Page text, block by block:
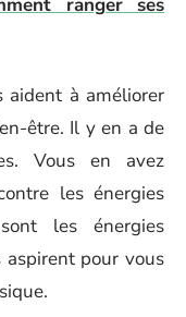
aident à améliorer
être. Il y en a de
Vous en avez
les énergies
les énergies
aspirent pour vous